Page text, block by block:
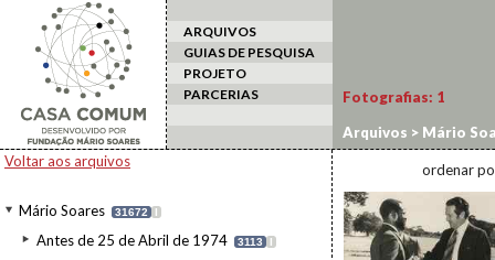
ARQUIVOS
GUIAS DE PESQUISA
PROJETO
PARCERIAS
Voltar aos arquivos
Mário Soares 31672 I
Antes de 25 de Abril de 1974 3113 I
Fotografias: 1
Arquivos > Mário
Acordos de Lusaka
ordenar